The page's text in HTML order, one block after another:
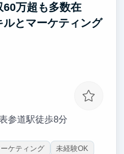
に関わったインタ
社会で活躍いただいて
60万超も多数在
とマーケティング
参道駅徒歩8分
ケティング
未経験OK